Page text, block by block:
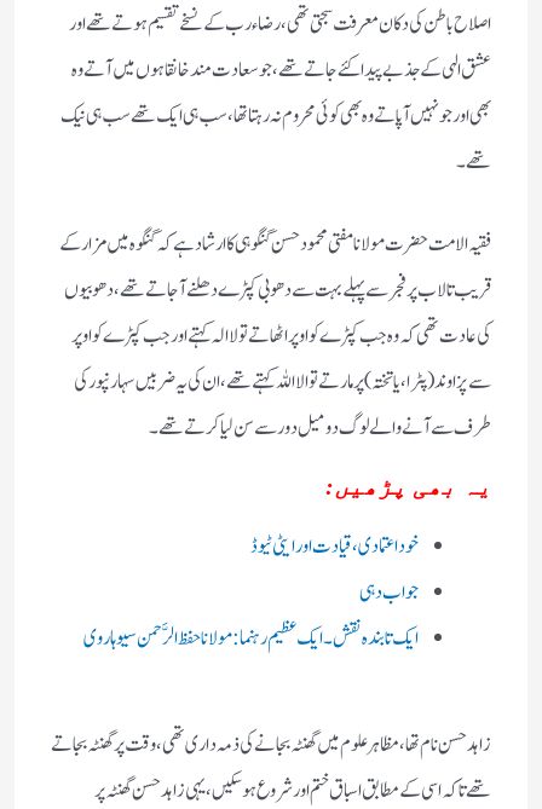
اصلاح باطن کی دکان معرفت سجتی تھی، رضاء رب کے نسخے تقسیم ہوتے تھے اور
عشق الہی کے جذبے پیدا کئے جاتے تھے، جو سعادت مند خانقاہوں میں آتے وہ
بھی اور جو نہیں آپاتے وہ بھی کوئی محروم نہ رہتا تھا، سب ہی ایک تھے سب ہی نیک
تھے۔
فقیہ الامت حضرت مولانا مفتی محمودحسن گنگوہی کا ارشاد ہے کہ گنگوہ میں مزار کے
قریب تالاب پر فجرسے پہلے بہت سے دھوبی کپڑے دھلنے آجاتے تھے، دھوبیوں
کی عادت تھی کہ وہ جب کپڑے کو اوپر اٹھاتے تو لاالہ کہتے اور جب کپڑے کو اوپر
سے پزاوند(پٹرا، یا تختہ) پر مارتے تو الااللہ کہتے تھے، ان کی یہ ضربیں سہارنپور کی
طرف سے آنے والے لوگ دومیل دور سے سن لیا کرتے تھے۔
یہ بھی پڑھیں:
خود اعتمادی،قیادت اور ایٹی ٹیوڈ
جواب دہی
ایک تابندہ نقش۔ایک عظیم رہنما: مولانا حفظ الرَّحمن سیوہاروی
زاہد حسن نام تھا، مظاہرعلوم میں گھنٹہ بجانے کی ذمہ داری تھی، وقت پر گھنٹہ بجاتے
تھے تاکہ اسی کے مطابق اسباق ختم اور شروع ہوسکیں، یہی زاہد حسن گھنٹہ پر